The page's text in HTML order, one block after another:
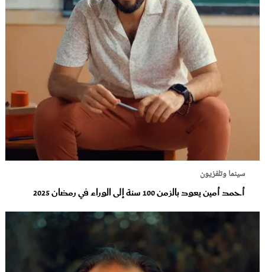
سينما وتلفزيون
أحمد أمين يعود بالزمن 100 سنة إلى الوراء في رمضان 2025